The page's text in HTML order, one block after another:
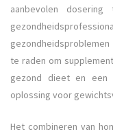
aanbevolen
te raden om
gezond dieet en
oplossing voor
Het combineren van